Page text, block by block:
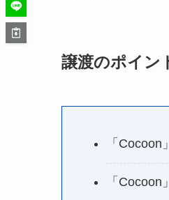
譲渡のポイン
「
「